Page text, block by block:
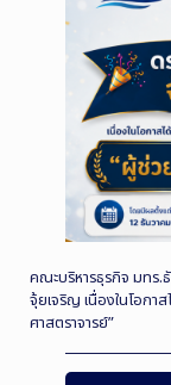
คณะบริหารธุรกิจ มท
จุ้ยเจริญ เนื่องในโอกา
ศาสตราจารย์”